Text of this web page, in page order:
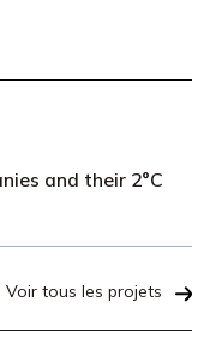
and their 2°C
Voir tous les projets